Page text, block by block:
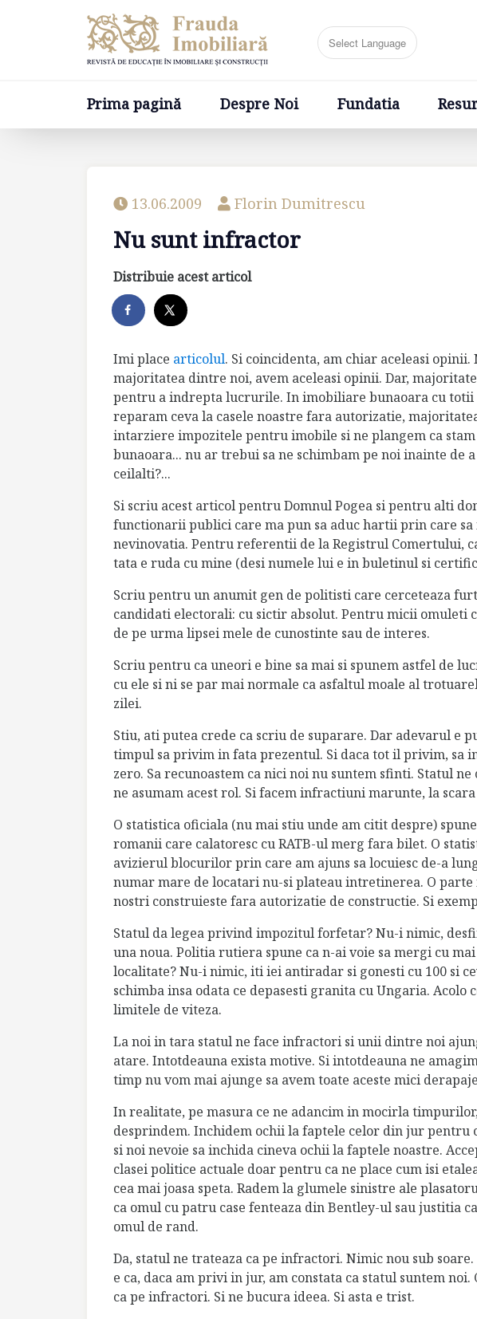
Prima pagină Despre Noi Fundatia
Prima pagină Despre Noi
13.06.2009 Florin Dumitrescu
Nu sunt infractor
Distribuie acest articol
Imi place articolul. Si coincidenta, am chiar aceleasi opinii.
majoritatea dintre noi, avem aceleasi opinii. Dar,
pentru a indrepta lucrurile. In imobiliare bunaoara cu totii
reparam ceva la casele noastre fara autorizatie,
intarziere impozitele pentru imobile si ne plangem ca
bunaoara... nu ar trebui sa ne schimbam pe noi inainte de
ceilalti?...
Si scriu acest articol pentru Domnul Pogea si pentru alti
functionarii publici care ma pun sa aduc hartii prin care sa
nevinovatia. Pentru referentii de la Registrul Comertului,
tata e ruda cu mine (desi numele lui e in buletinul si
Scriu pentru un anumit gen de politisti care cerceteaza
candidati electorali: cu sictir absolut. Pentru micii omuleti
de pe urma lipsei mele de cunostinte sau de interes.
Scriu pentru ca uneori e bine sa mai si spunem astfel de
cu ele si ni se par mai normale ca asfaltul moale al
zilei.
Stiu, ati putea crede ca scriu de suparare. Dar adevarul e
timpul sa privim in fata prezentul. Si daca tot il privim, sa
zero. Sa recunoastem ca nici noi nu suntem sfinti. Statul
ne asumam acest rol. Si facem infractiuni marunte, la
O statistica oficiala (nu mai stiu unde am citit despre)
romanii care calatoresc cu RATB-ul merg fara bilet. O
avizierul blocurilor prin care am ajuns sa locuiesc de-a
numar mare de locatari nu-si plateau intretinerea. O
nostri construieste fara autorizatie de constructie. Si
Statul da legea privind impozitul forfetar? Nu-i nimic,
una noua. Politia rutiera spune ca n-ai voie sa mergi cu
localitate? Nu-i nimic, iti iei antiradar si gonesti cu 100 si
schimba insa odata ce depasesti granita cu Ungaria. Acolo
limitele de viteza.
La noi in tara statul ne face infractori si unii dintre noi
atare. Intotdeauna exista motive. Si intotdeauna ne
timp nu vom mai ajunge sa avem toate aceste mici
In realitate, pe masura ce ne adancim in mocirla
desprindem. Inchidem ochii la faptele celor din jur pentru
si noi nevoie sa inchida cineva ochii la faptele noastre.
clasei politice actuale doar pentru ca ne place cum isi
cea mai joasa speta. Radem la glumele sinistre ale
ca omul cu patru case fenteaza din Bentley-ul sau justitia
omul de rand.
Da, statul ne trateaza ca pe infractori. Nimic nou sub
e ca, daca am privi in jur, am constata ca statul suntem
ca pe infractori. Si ne bucura ideea. Si asta e trist.